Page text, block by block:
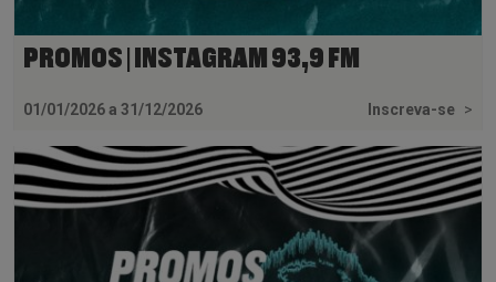
PROMOS | INSTAGRAM 93,9 FM
01/01/2026 a 31/12/2026 Inscreva-se >